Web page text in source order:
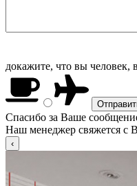
докажите, что вы человек,
Спасибо за Ваше
Наш менеджер свяжется с